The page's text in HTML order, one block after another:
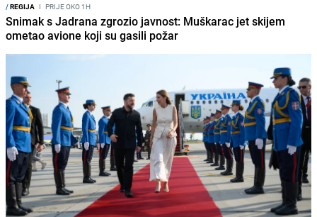
/REGIJA I PRIJE OKO 1H
Snimak s Jadrana zgrozio javnost: Muškarac jet skijem
ometao avione koji su gasili požar